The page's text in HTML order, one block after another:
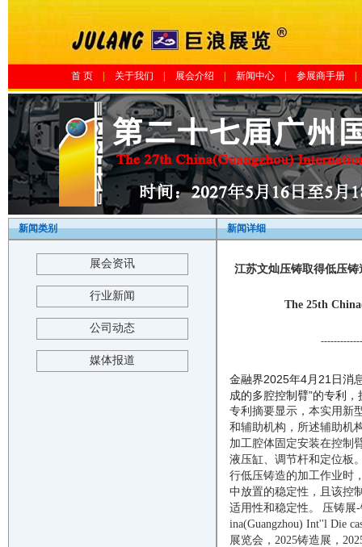
首 页 关于我们 展会介绍 新闻中心 参展商手册|
新闻类别
展会资讯
行业新闻
公司动态
媒体报道
新闻详细
江苏文灿压铸取得低压
The 25th
金融界2025年4月21日消
成的多腔控制臂”的专利
专利摘要显示，本实用新
和辅助机构，所述辅助机
加工腔体固定安装在控制
液压缸、调节杆和定位板
行低压铸造的加工作业时
中放置的稳定性，且该控
适用性和稳定性。
压铸展
ina(Guangzhou) Int''l Die
展览会， 2025铸造展，